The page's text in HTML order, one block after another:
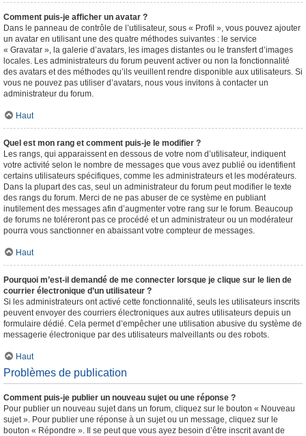
Comment puis-je afficher un avatar ?
Dans le panneau de contrôle de l’utilisateur, sous « Profil », vous pouvez ajouter
un avatar en utilisant une des quatre méthodes suivantes : le service
« Gravatar », la galerie d’avatars, les images distantes ou le transfert d’images
locales. Les administrateurs du forum peuvent activer ou non la fonctionnalité
des avatars et des méthodes qu’ils veuillent rendre disponible aux utilisateurs. Si
vous ne pouvez pas utiliser d’avatars, nous vous invitons à contacter un
administrateur du forum.
Haut
Quel est mon rang et comment puis-je le modifier ?
Les rangs, qui apparaissent en dessous de votre nom d’utilisateur, indiquent
votre activité selon le nombre de messages que vous avez publié ou identifient
certains utilisateurs spécifiques, comme les administrateurs et les modérateurs.
Dans la plupart des cas, seul un administrateur du forum peut modifier le texte
des rangs du forum. Merci de ne pas abuser de ce système en publiant
inutilement des messages afin d’augmenter votre rang sur le forum. Beaucoup
de forums ne toléreront pas ce procédé et un administrateur ou un modérateur
pourra vous sanctionner en abaissant votre compteur de messages.
Haut
Pourquoi m’est-il demandé de me connecter lorsque je clique sur le lien de
courrier électronique d’un utilisateur ?
Si les administrateurs ont activé cette fonctionnalité, seuls les utilisateurs inscrits
peuvent envoyer des courriers électroniques aux autres utilisateurs depuis un
formulaire dédié. Cela permet d’empêcher une utilisation abusive du système de
messagerie électronique par des utilisateurs malveillants ou des robots.
Haut
Problèmes de publication
Comment puis-je publier un nouveau sujet ou une réponse ?
Pour publier un nouveau sujet dans un forum, cliquez sur le bouton « Nouveau
sujet ». Pour publier une réponse à un sujet ou un message, cliquez sur le
bouton « Répondre ». Il se peut que vous ayez besoin d’être inscrit avant de